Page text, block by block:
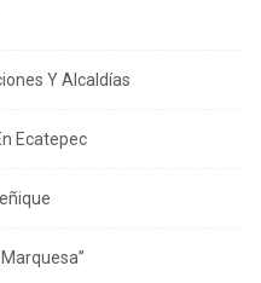
Y Alcaldías
Ecatepec